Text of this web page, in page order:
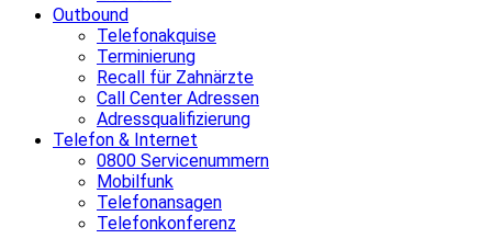
Outbound
Telefonakquise
Terminierung
Recall für Zahnärzte
Call Center Adressen
Adressqualifizierung
Telefon & Internet
0800 Servicenummern
Mobilfunk
Telefonansagen
Telefonkonferenz